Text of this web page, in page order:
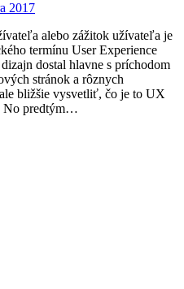
2017
alebo zážitok užívateľa je
termínu User Experience
dostal hlavne s príchodom
stránok a rôznych
bližšie vysvetliť, čo je to UX
No predtým…